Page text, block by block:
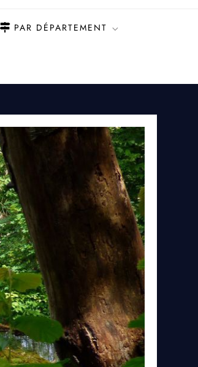
PAR DÉPARTEMENT